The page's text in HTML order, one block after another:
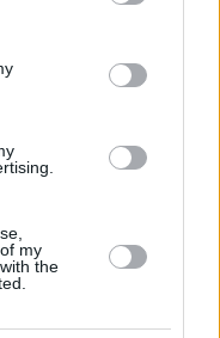
third-party tags to
in below Google
my
the
η συμμετοχή
εποχών.
παλεύει με
προσδοκίες στην
τις λεπτές
του.
ο Μέρφι